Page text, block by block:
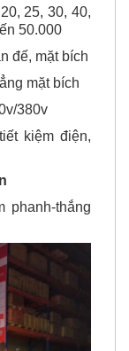
25, 30, 40,
50.000
đế, mặt bích
mặt bích
380v
kiệm điện,
thắng